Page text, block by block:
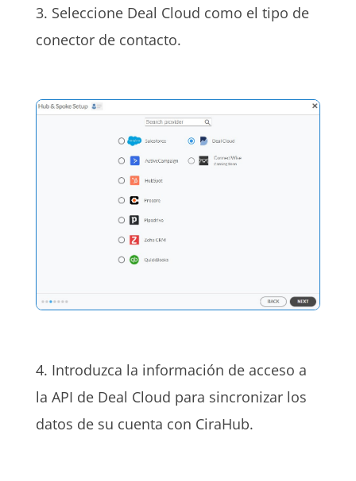
3. Seleccione Deal Cloud como el tipo de
conector de contacto.
4. Introduzca la información de acceso a
la API de Deal Cloud para sincronizar los
datos de su cuenta con CiraHub.